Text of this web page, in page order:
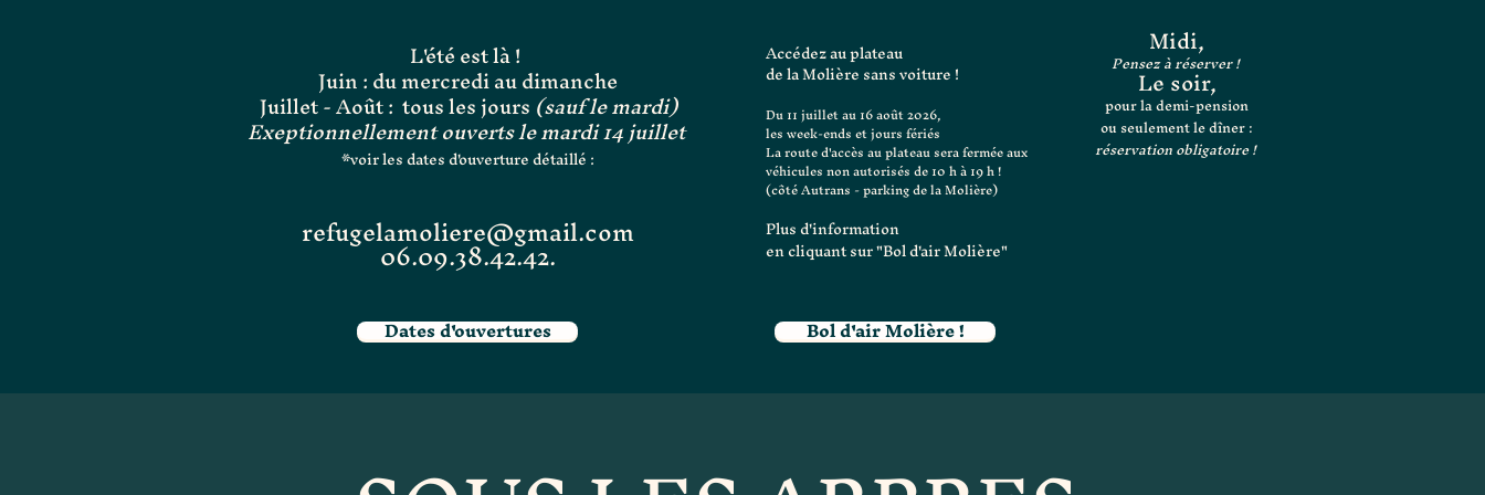
L'été est là !
Juin : du mercredi au dimanche
Juillet - Août : tous les jours(sauf le mardi)
Exeptionnellement ouverts le mardi 14 juillet
*voir les dates d'ouverture détaillé :
refugelamoliere@gmail.com
06.09.38.42.42.
Accédez au plateau
de la Molière sans voiture !
Du 11 juillet au 16 août 2026,
les week-ends et jours fériés
La route d'accès au plateau sera fermée aux
véhicules non autorisés de 10 h à 19 h !
(côté Autrans - parking de la Molière)
Plus d'information
en cliquant sur "Bol d'air Molière"
Midi,
Pensez à réserver !
Le soir,
pour la demi-pension
ou seulement le dîner :
réservation obligatoire !
Dates d'ouvertures Bol d'air Molière !